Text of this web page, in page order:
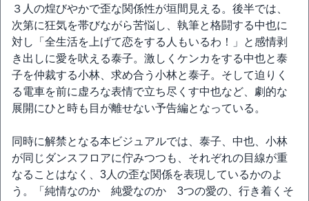
３人の煌びやかで歪な関係性が垣間見える。後半では、
次第に狂気を帯びながら苦悩し、執筆と格闘する中也に
対し「全生活を上げて恋をする人もいるわ！」と感情剥
き出しに愛を吠える泰子。激しくケンカをする中也と泰
子を仲裁する小林、求め合う小林と泰子。そして迫りく
る電車を前に虚ろな表情で立ち尽くす中也など、劇的な
展開にひと時も目が離せない予告編となっている。
同時に解禁となる本ビジュアルでは、泰子、中也、小林
が同じダンスフロアに佇みつつも、それぞれの目線が重
なることはなく、3人の歪な関係を表現しているかのよ
う。「純情なのか 純愛なのか 3つの愛の、行き着くそ